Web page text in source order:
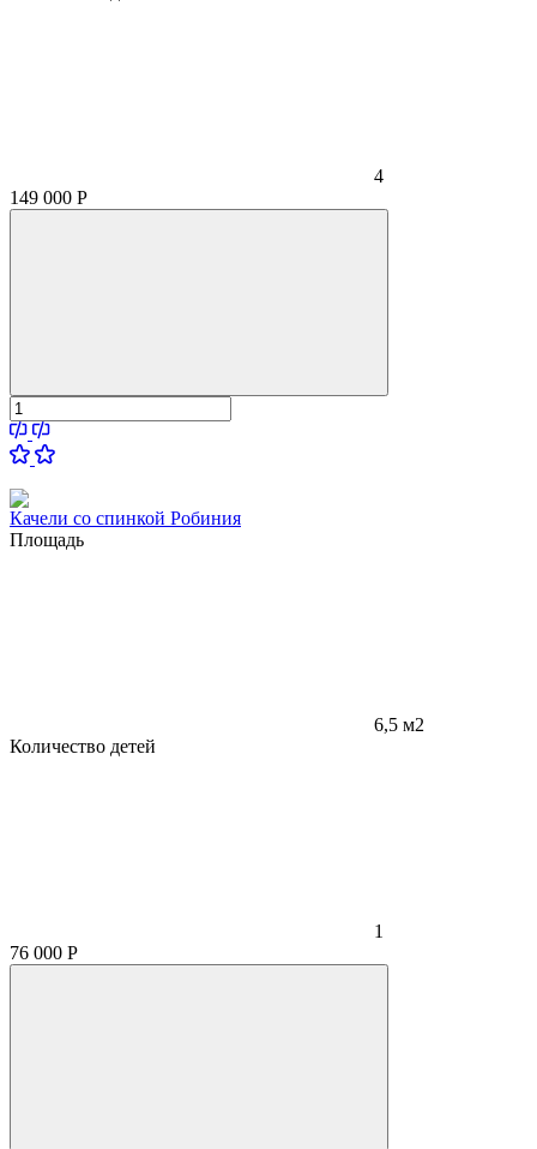
4
149 000 Р
Качели со спинкой Робиния
Площадь
6,5 м2
Количество детей
1
76 000 Р